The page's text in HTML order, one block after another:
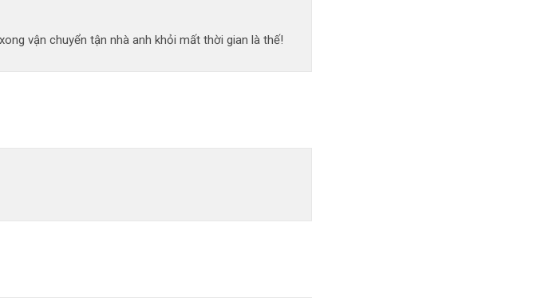
vận chuyển tận nhà anh khỏi mất thời gian là thế!